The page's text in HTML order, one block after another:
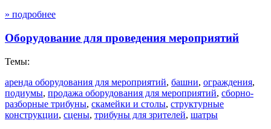
» подробнее
Оборудование для проведения мероприятий
Темы:
аренда оборудования для мероприятий, башни, ограждения,
подиумы, продажа оборудования для мероприятий, сборно-
разборные трибуны, скамейки и столы, структурные
конструкции, сцены, трибуны для зрителей, шатры